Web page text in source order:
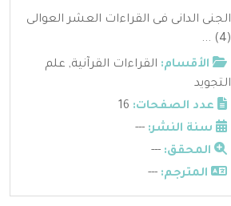
الجنى الدانى فى القراءات العشر العوالى
(4) ...
الأقسام: القراءات القرآنية, علم
التجويد
عدد الصفحات:
سنة النشر: ---
المحقق: ---
المترجم: ---